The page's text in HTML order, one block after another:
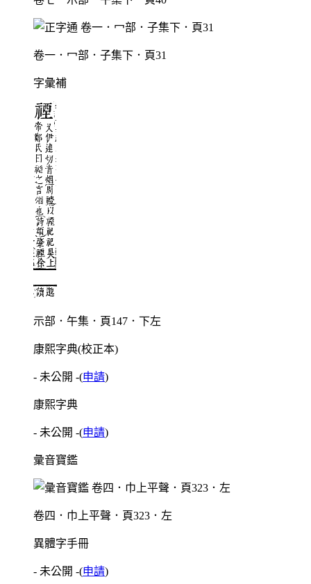
卷一．冖部．子集下．頁31
字彙補
示部．午集．頁147．下左
康熙字典(校正本)
- 未公開 -(申請)
康熙字典
- 未公開 -(申請)
彙音寶鑑
卷四．巾上平聲．頁323．左
異體字手冊
- 未公開 -(申請)